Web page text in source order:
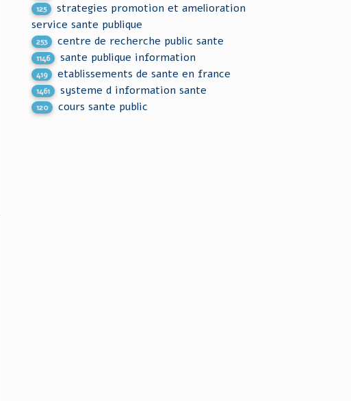
125
strategies promotion et amelioration
service sante publique
253 centre de recherche public sante
1146 sante publique information
419 etablissements de sante en france
1461 systeme d information sante
120 cours sante public